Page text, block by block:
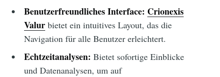
Benutzerfreundliches Interface: Crionexis
Valurbietet ein intuitives Layout, das die
Navigation für alle Benutzer erleichtert.
Echtzeitanalysen: Bietet sofortige Einblicke
und Datenanalysen, um auf